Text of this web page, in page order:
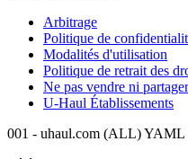
Arbitrage
Politique de
Modalités d'utilisation
Politique de retrait des
Ne pas vendre ni
U-Haul Établissements
001 - uhaul.com (ALL) YAML